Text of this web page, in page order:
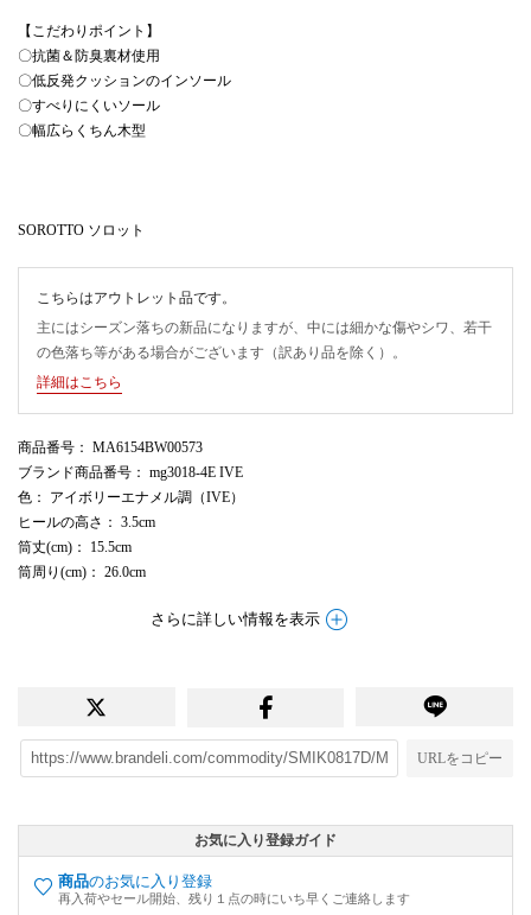
【こだわりポイント】
〇抗菌＆防臭裏材使用
〇低反発クッションのインソール
〇すべりにくいソール
〇幅広らくちん木型
SOROTTO ソロット
こちらはアウトレット品です。
主にはシーズン落ちの新品になりますが、中には細かな傷やシワ、若干
の色落ち等がある場合がございます（訳あり品を除く）。
詳細はこちら
商品番号 ： MA6154BW00573
ブランド商品番号 ： mg3018-4E IVE
色 ： アイボリーエナメル調（IVE）
ヒールの高さ ： 3.5cm
筒丈(cm) ： 15.5cm
筒周り(cm) ： 26.0cm
さらに詳しい情報を表示
URLをコピー
お気に入り登録ガイド
商品のお気に入り登録
再入荷やセール開始、残り１点の時にいち早くご連絡します